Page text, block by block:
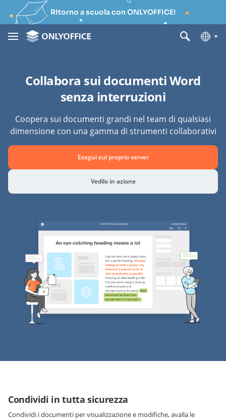
Ritorno a scuola con ONLYOFFICE!
Collabora sui documenti Word
senza interruzioni
Coopera sui documenti grandi nel team di qualsiasi
dimensione con una gamma di strumenti collaborativi
Esegui sul proprio server
Vedilo in azione
Condividi in tutta sicurezza
Condividi i documenti per visualizzazione e modifiche, avalla le